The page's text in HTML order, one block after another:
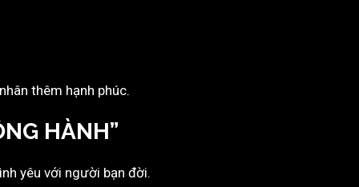
thêm hạnh phúc.
HÀNH”
yêu với người bạn đời.